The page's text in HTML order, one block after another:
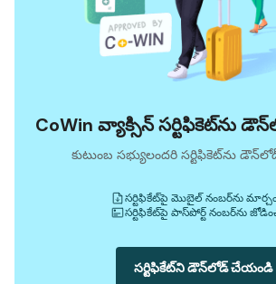
CoWin వ్యాక్సిన్ సర్టిఫికెట్‌ను
కుటుంబ సభ్యులందరి సర్టిఫికెట్‌ను
సర్టిఫికేట్‌పై మొబైల్ నంబర్‌ను
సర్టిఫికేట్‌పై పాస్‌పోర్ట్ నంబర్‌ను
సర్టిఫికేట్‌ని డౌన్‌లోడ్ చేయండి